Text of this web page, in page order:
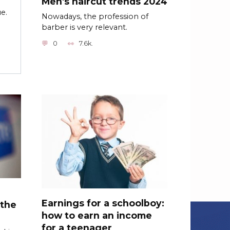
Nowadays, the profession of
barber is very relevant.
0 7.6k.
Earnings for a schoolboy:
how to earn an income
for a teenager